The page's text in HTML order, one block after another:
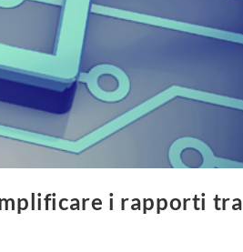
i rapporti tra